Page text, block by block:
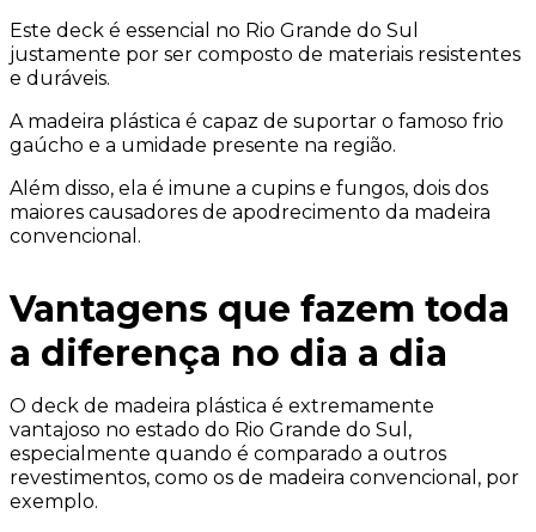
Este deck é essencial no Rio Grande do Sul
justamente por ser composto de materiais resistentes
e duráveis.
A madeira plástica é capaz de suportar o famoso frio
gaúcho e a umidade presente na região.
Além disso, ela é imune a cupins e fungos, dois dos
maiores causadores de apodrecimento da madeira
convencional.
Vantagens que fazem toda
a diferença no dia a dia
O deck de madeira plástica é extremamente
vantajoso no estado do Rio Grande do Sul,
especialmente quando é comparado a outros
revestimentos, como os de madeira convencional, por
exemplo.